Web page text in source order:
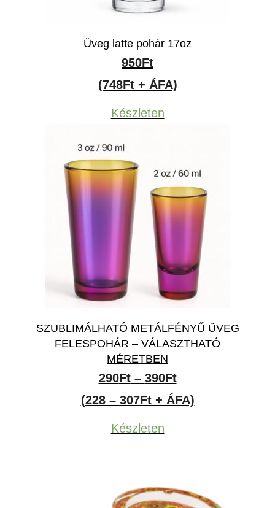
Üveg latte pohár 17oz
950Ft
(748Ft + ÁFA)
Készleten
SZUBLIMÁLHATÓ METÁLFÉNYŰ ÜVEG
FELESPOHÁR – VÁLASZTHATÓ
MÉRETBEN
290Ft – 390FtÁrtartomány:
290Ft
(228 – 307Ft + ÁFA)
Készleten